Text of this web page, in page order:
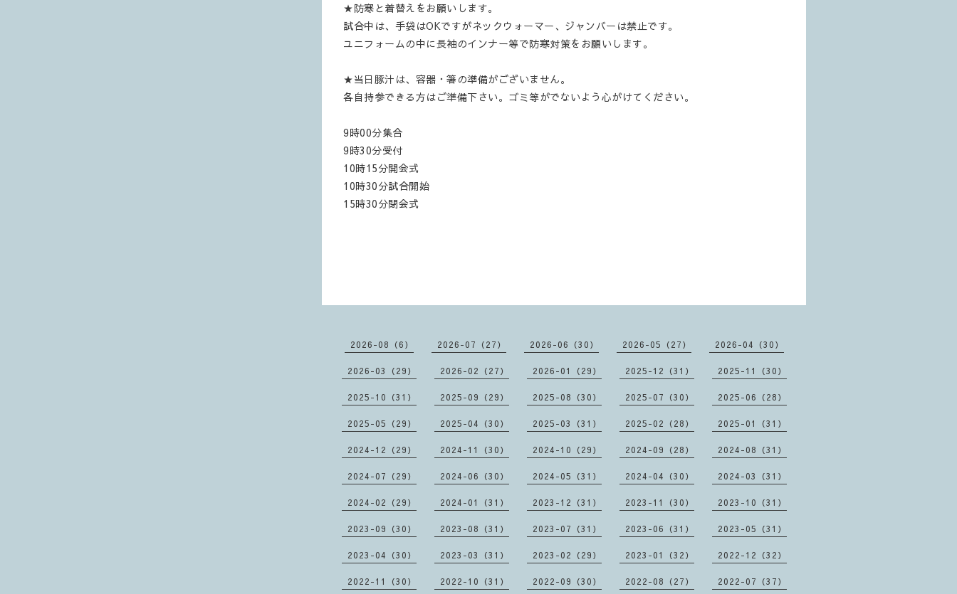
★防寒と着替えをお願いします。
試合中は、手袋はOKですがネックウォーマー、ジャンバーは禁止です。
ユニフォームの中に長袖のインナー等で防寒対策をお願いします。
★当日豚汁は、容器・箸の準備がございません。
各自持参できる方はご準備下さい。ゴミ等がでないよう心がけてください。
9時00分集合
9時30分受付
10時15分開会式
10時30分試合開始
15時30分閉会式
2026-08（6） 2026-07（27） 2026-06（30） 2026-05（27） 2026-04（30）
2026-03（29） 2026-02（27） 2026-01（29） 2025-12（31） 2025-11（30）
2025-10（31） 2025-09（29） 2025-08（30） 2025-07（30） 2025-06（28）
2025-05（29） 2025-04（30） 2025-03（31） 2025-02（28） 2025-01（31）
2024-12（29） 2024-11（30） 2024-10（29） 2024-09（28） 2024-08（31）
2024-07（29） 2024-06（30） 2024-05（31） 2024-04（30） 2024-03（31）
2024-02（29） 2024-01（31） 2023-12（31） 2023-11（30） 2023-10（31）
2023-09（30） 2023-08（31） 2023-07（31） 2023-06（31） 2023-05（31）
2023-04（30） 2023-03（31） 2023-02（29） 2023-01（32） 2022-12（32）
2022-11（30） 2022-10（31） 2022-09（30） 2022-08（27） 2022-07（37）